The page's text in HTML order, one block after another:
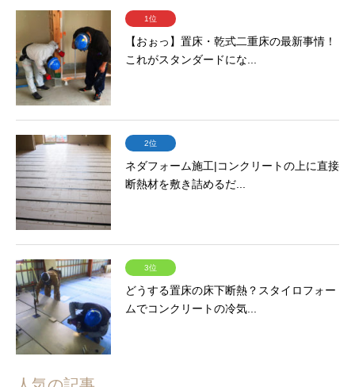
1位
【おぉっ】置床・乾式二重床の最新事情！
これがスタンダードにな...
2位
ネダフォーム施工|コンクリートの上に直接
断熱材を敷き詰めるだ...
3位
どうする置床の床下断熱？スタイロフォー
ムでコンクリートの冷気...